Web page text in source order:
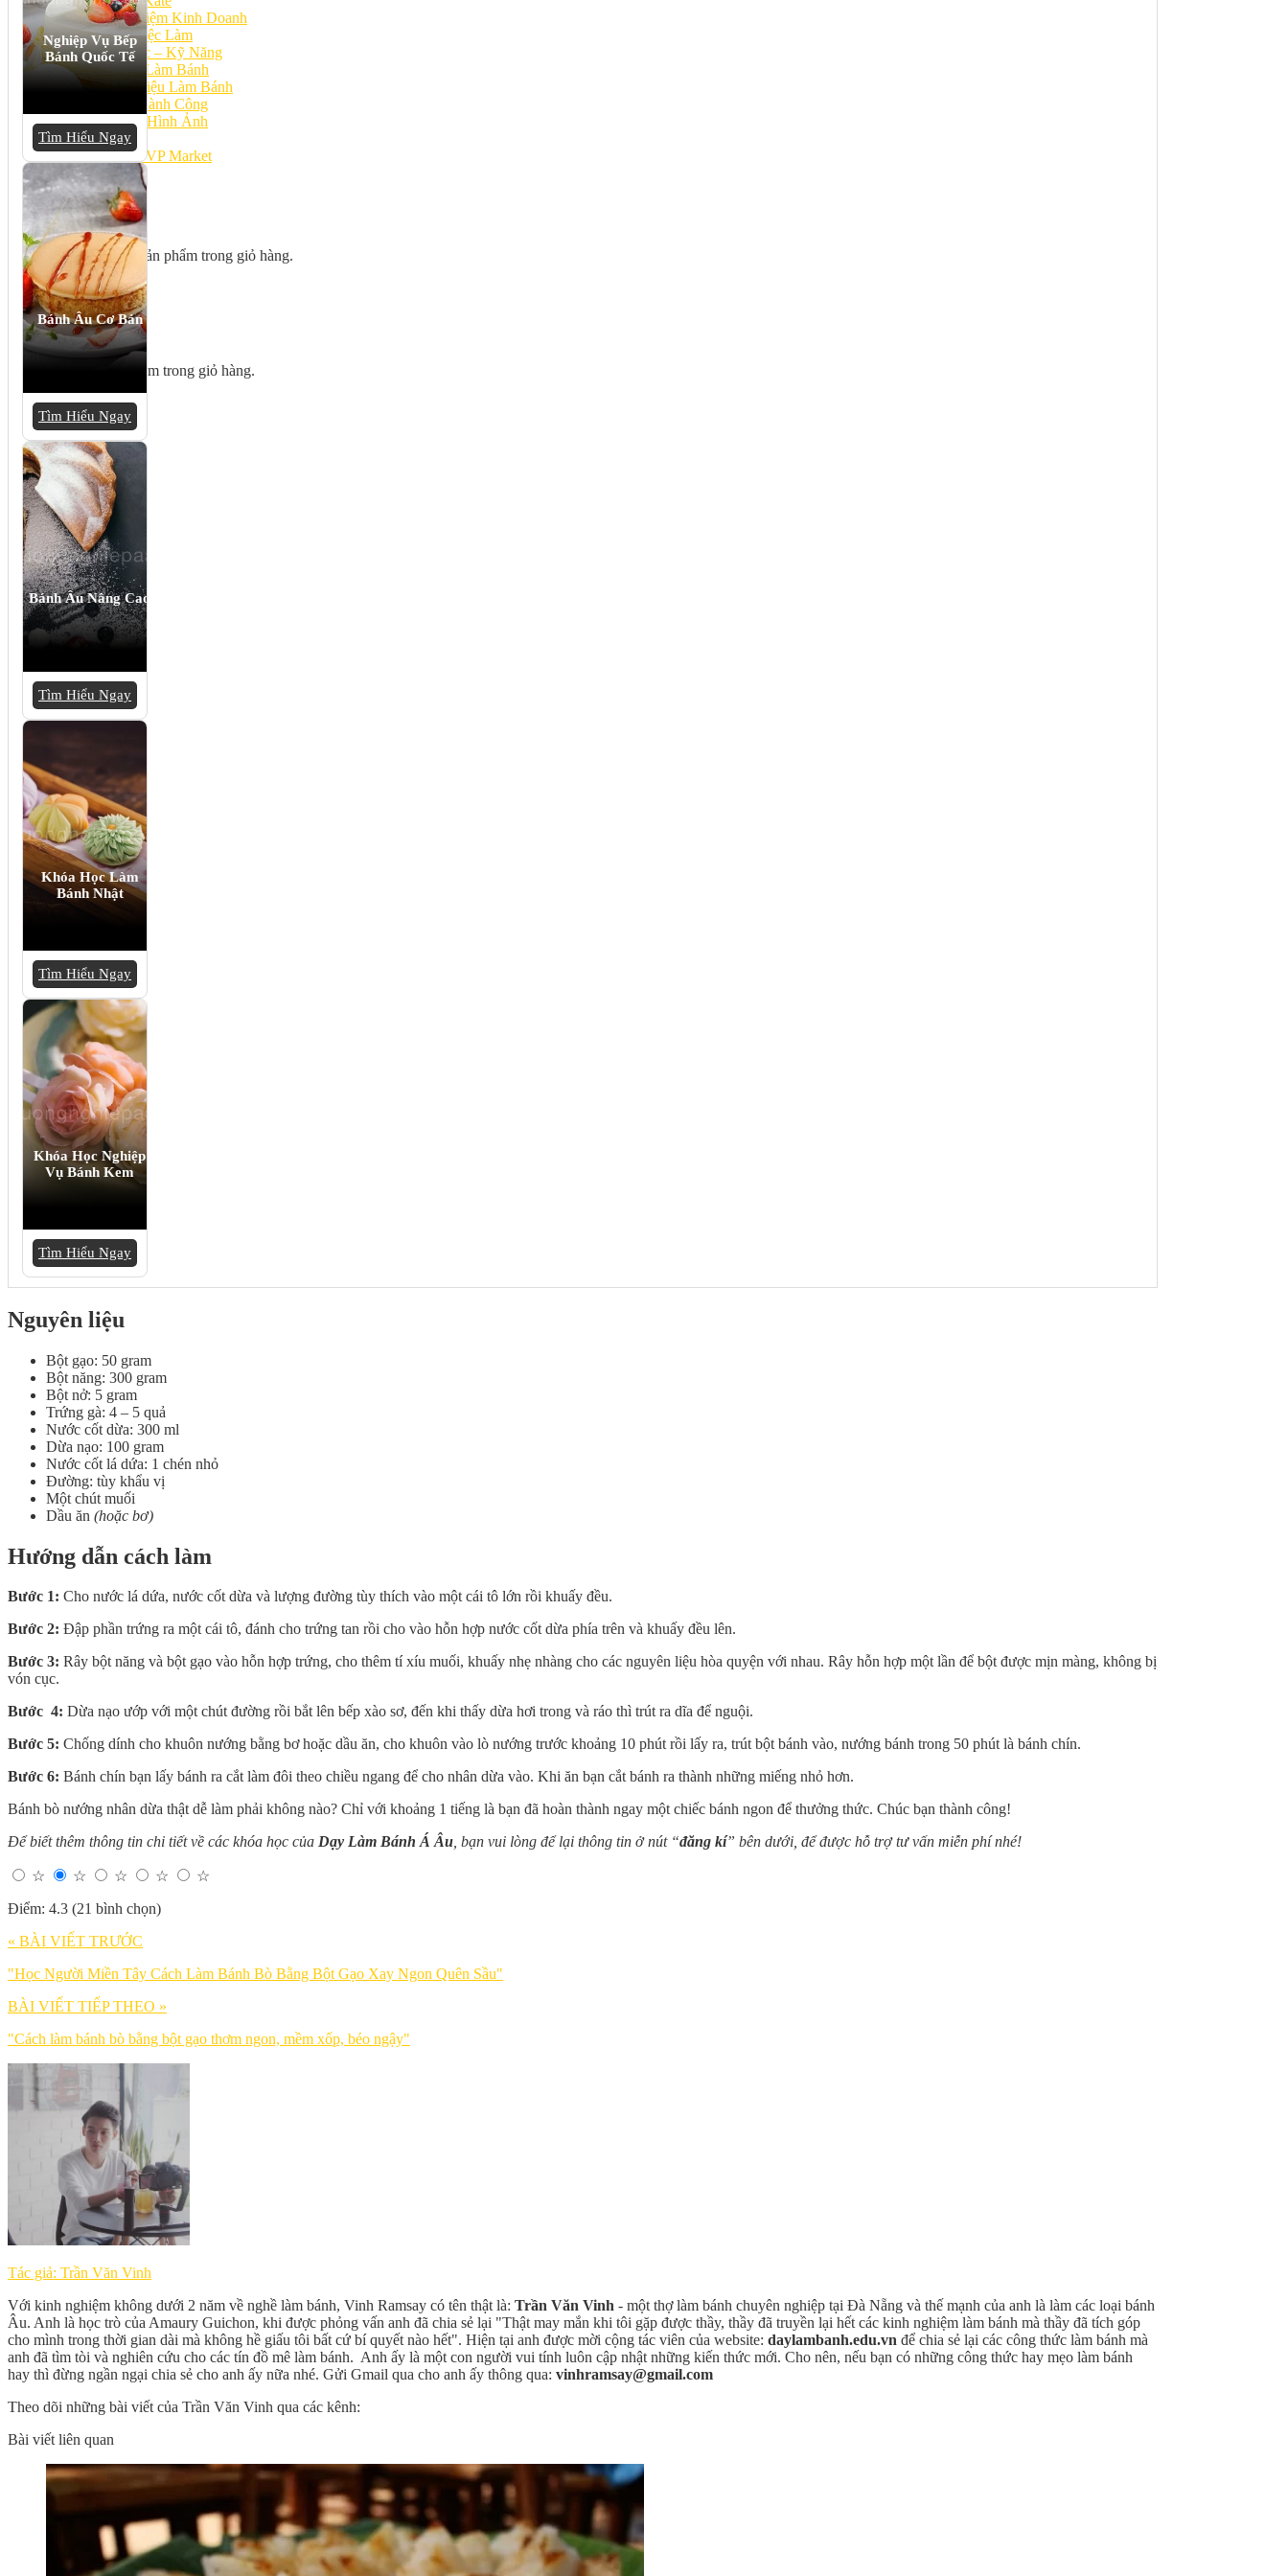
Kinh Nghiệm Kinh Doanh
Cơ Hội Việc Làm
Kiến Thức – Kỹ Năng
Dụng Cụ Làm Bánh
Nguyên Liệu Làm Bánh
Gương Thành Công
Thư Viện Hình Ảnh
Hỏi Đáp
Siêu thị ĐVP Market
Việc Làm
Chưa có sản phẩm trong giỏ hàng.
Giỏ hàng
Chưa có sản phẩm trong giỏ hàng.
Nghiệp Vụ Bếp
Bánh Quốc Tế
Tìm Hiểu Ngay
Bánh Âu Cơ Bản
Tìm Hiểu Ngay
Bánh Âu Nâng Cao
Tìm Hiểu Ngay
Khóa Học Làm
Bánh Nhật
Tìm Hiểu Ngay
Khóa Học Nghiệp
Vụ Bánh Kem
Tìm Hiểu Ngay
Nguyên liệu
Bột gạo: 50 gram
Bột năng: 300 gram
Bột nở: 5 gram
Trứng gà: 4 – 5 quả
Nước cốt dừa: 300 ml
Dừa nạo: 100 gram
Nước cốt lá dứa: 1 chén nhỏ
Đường: tùy khẩu vị
Một chút muối
Dầu ăn (hoặc bơ)
Hướng dẫn cách làm
Bước 1: Cho nước lá dứa, nước cốt dừa và lượng đường tùy thích vào một cái tô lớn rồi khuấy đều.
Bước 2: Đập phần trứng ra một cái tô, đánh cho trứng tan rồi cho vào hỗn hợp nước cốt dừa phía trên và khuấy đều lên.
Bước 3: Rây bột năng và bột gạo vào hỗn hợp trứng, cho thêm tí xíu muối, khuấy nhẹ nhàng cho các nguyên liệu hòa quyện với nhau. Rây hỗn hợp một lần để bột được mịn màng, không bị
vón cục.
Bước 4: Dừa nạo ướp với một chút đường rồi bắt lên bếp xào sơ, đến khi thấy dừa hơi trong và ráo thì trút ra dĩa để nguội.
Bước 5: Chống dính cho khuôn nướng bằng bơ hoặc dầu ăn, cho khuôn vào lò nướng trước khoảng 10 phút rồi lấy ra, trút bột bánh vào, nướng bánh trong 50 phút là bánh chín.
Bước 6: Bánh chín bạn lấy bánh ra cắt làm đôi theo chiều ngang để cho nhân dừa vào. Khi ăn bạn cắt bánh ra thành những miếng nhỏ hơn.
Bánh bò nướng nhân dừa thật dễ làm phải không nào? Chỉ với khoảng 1 tiếng là bạn đã hoàn thành ngay một chiếc bánh ngon để thưởng thức. Chúc bạn thành công!
Để biết thêm thông tin chi tiết về các khóa học của Dạy Làm Bánh Á Âu, bạn vui lòng để lại thông tin ở nút “đăng kí” bên dưới, để được hỗ trợ tư vấn miễn phí nhé!
☆ ☆ ☆ ☆
☆
Điểm: 4.3 (21 bình chọn)
« BÀI VIẾT TRƯỚC
"Học Người Miền Tây Cách Làm Bánh Bò Bằng Bột Gạo Xay Ngon Quên Sầu"
BÀI VIẾT TIẾP THEO »
"Cách làm bánh bò bằng bột gạo thơm ngon, mềm xốp, béo ngậy"
Tác giả: Trần Văn Vinh
Với kinh nghiệm không dưới 2 năm về nghề làm bánh, Vinh Ramsay có tên thật là: Trần Văn Vinh - một thợ làm bánh chuyên nghiệp tại Đà Nẵng và thế mạnh của anh là làm các loại bánh
Âu. Anh là học trò của Amaury Guichon, khi được phỏng vấn anh đã chia sẻ lại "Thật may mắn khi tôi gặp được thầy, thầy đã truyền lại hết các kinh nghiệm làm bánh mà thầy đã tích góp
cho mình trong thời gian dài mà không hề giấu tôi bất cứ bí quyết nào hết". Hiện tại anh được mời cộng tác viên của website: daylambanh.edu.vn để chia sẻ lại các công thức làm bánh mà
anh đã tìm tòi và nghiên cứu cho các tín đồ mê làm bánh. Anh ấy là một con người vui tính luôn cập nhật những kiến thức mới. Cho nên, nếu bạn có những công thức hay mẹo làm bánh
hay thì đừng ngần ngại chia sẻ cho anh ấy nữa nhé. Gửi Gmail qua cho anh ấy thông qua: vinhramsay@gmail.com
Theo dõi những bài viết của Trần Văn Vinh qua các kênh:
Bài viết liên quan